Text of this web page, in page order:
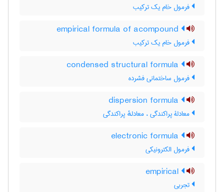
فرمول خام یک ترکیب
فرمول خام یک ترکیب
فرمول ساختمانی فشرده
معادلۀ پراکندگی ، معادلهٔ پراکندگی
فرمول الکترونیکی
تجربی